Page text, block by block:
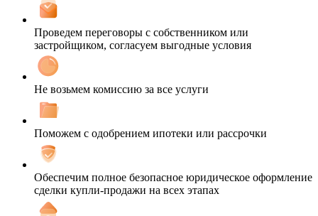
Проведем переговоры с собственником или
застройщиком, согласуем выгодные условия
Не возьмем комиссию за все услуги
Поможем с одобрением ипотеки или рассрочки
Обеспечим полное безопасное юридическое оформление
сделки купли-продажи на всех этапах